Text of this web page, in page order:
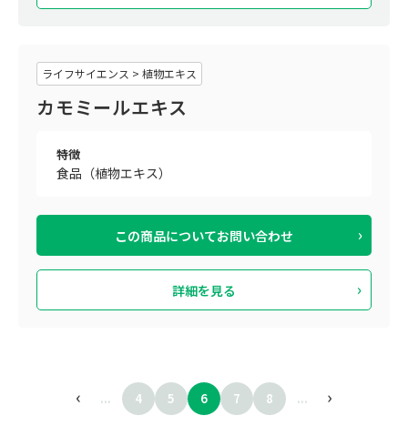
ライフサイエンス > 植物エキス
カモミールエキス
特徴
食品（植物エキス）
この商品についてお問い合わせ
詳細を見る
... 4 5 6 7 8 ...